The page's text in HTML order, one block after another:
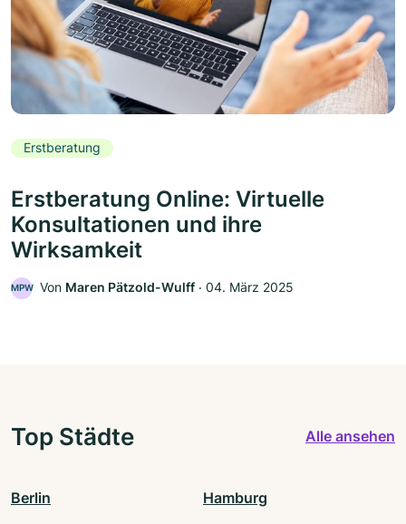
Erstberatung
Erstberatung Online: Virtuelle
Konsultationen und ihre
Wirksamkeit
MPW Von Maren Pätzold-Wulff ‧ 04. März 2025
Top Städte Alle ansehen
Berlin Hamburg